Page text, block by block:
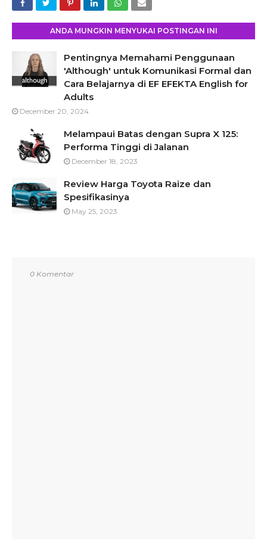
ANDA MUNGKIN MENYUKAI POSTINGAN INI
Pentingnya Memahami Penggunaan
'Although' untuk Komunikasi Formal dan
Cara Belajarnya di EF EFEKTA English for
Adults
December 20, 2024
Melampaui Batas dengan Supra X 125:
Performa Tinggi di Jalanan
December 18, 2023
Review Harga Toyota Raize dan
Spesifikasinya
May 25, 2023
0 Komentar